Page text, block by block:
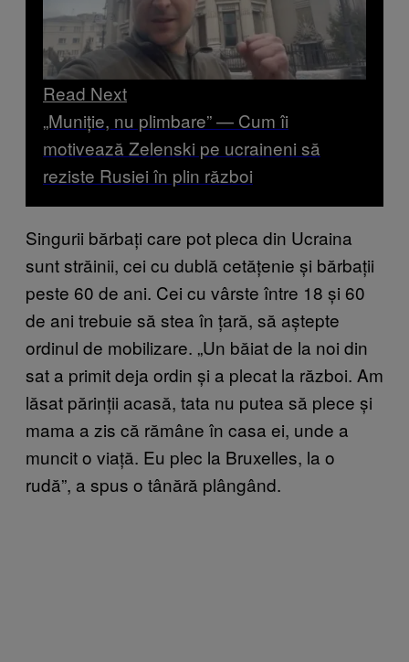
Read Next
„Muniție, nu plimbare” — Cum îi
motivează Zelenski pe ucraineni să
reziste Rusiei în plin război
Singurii bărbați care pot pleca din Ucraina
sunt străinii, cei cu dublă cetățenie și bărbații
peste 60 de ani. Cei cu vârste între 18 și 60
de ani trebuie să stea în țară, să aștepte
ordinul de mobilizare. „Un băiat de la noi din
sat a primit deja ordin și a plecat la război. Am
lăsat părinții acasă, tata nu putea să plece și
mama a zis că rămâne în casa ei, unde a
muncit o viață. Eu plec la Bruxelles, la o
rudă”, a spus o tânără plângând.